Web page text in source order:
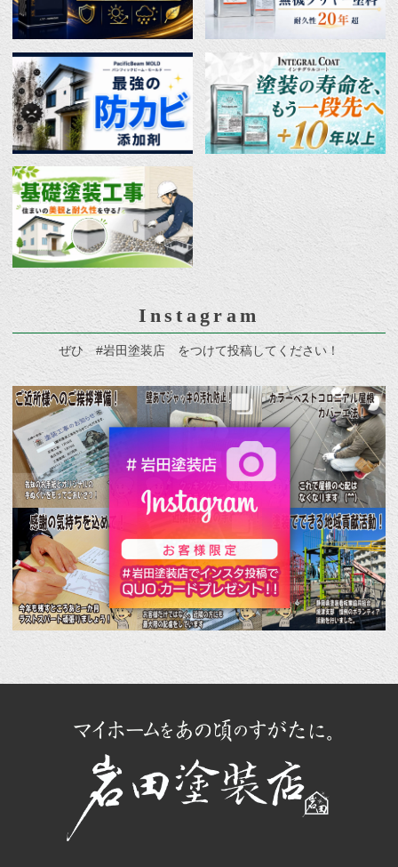
Instagram
ぜひ #岩田塗装店 をつけて投稿してください！